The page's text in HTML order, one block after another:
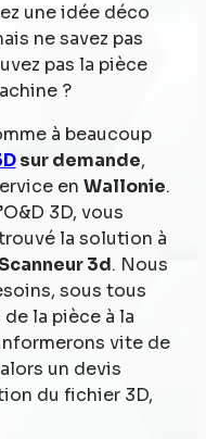
une idée déco
ne savez pas
pas la pièce
?
à beaucoup
sur demande,
en Wallonie.
3D, vous
la solution à
3d. Nous
sous tous
la pièce à la
vite de
un devis
du fichier 3D,